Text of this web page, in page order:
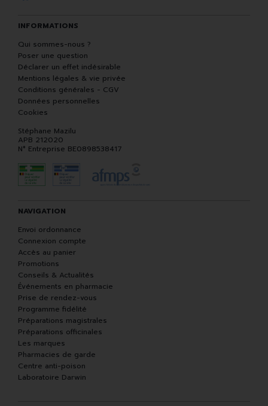
INFORMATIONS
Qui sommes-nous ?
Poser une question
Déclarer un effet indésirable
Mentions légales & vie privée
Conditions générales - CGV
Données personnelles
Cookies
Stéphane Mazilu
APB 212020
N° Entreprise BE0898538417
NAVIGATION
Envoi ordonnance
Connexion compte
Accès au panier
Promotions
Conseils & Actualités
Événements en pharmacie
Prise de rendez-vous
Programme fidélité
Préparations magistrales
Préparations officinales
Les marques
Pharmacies de garde
Centre anti-poison
Laboratoire Darwin